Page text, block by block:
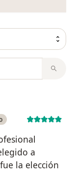
a
la elección